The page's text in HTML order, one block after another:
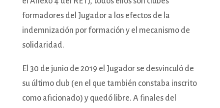
formadores del Jugador a los efectos de la
indemnización por formación y el mecanismo de
solidaridad.
El 30 de junio de 2019 el Jugador se desvinculó de
su último club (en el que también constaba inscrito
como aficionado) y quedó libre. A finales del